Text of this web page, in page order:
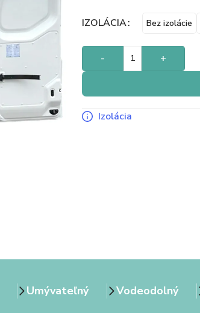
IZOLÁCIA Bez izolácie
-
+
Izolácia
Umývateľný Vodeodolný